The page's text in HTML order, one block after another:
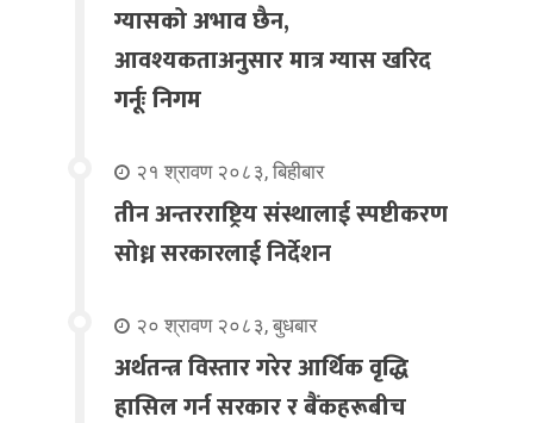
ग्यासको अभाव छैन,
आवश्यकताअनुसार मात्र ग्यास खरिद
गर्नूः निगम
२१ श्रावण २०८३, बिहीबार
तीन अन्तरराष्ट्रिय संस्थालाई स्पष्टीकरण
सोध्न सरकारलाई निर्देशन
२० श्रावण २०८३, बुधबार
अर्थतन्त्र विस्तार गरेर आर्थिक वृद्धि
हासिल गर्न सरकार र बैंकहरूबीच